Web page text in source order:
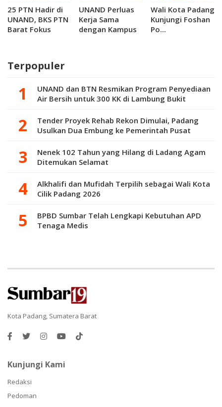
25 PTN Hadir di
UNAND, BKS PTN
Barat Fokus
UNAND Perluas
Kerja Sama
dengan Kampus
Wali Kota Padang
Kunjungi Foshan
Po...
Terpopuler
UNAND dan BTN Resmikan Program Penyediaan
Air Bersih untuk 300 KK di Lambung Bukit
Tender Proyek Rehab Rekon Dimulai, Padang
Usulkan Dua Embung ke Pemerintah Pusat
Nenek 102 Tahun yang Hilang di Ladang Agam
Ditemukan Selamat
Alkhalifi dan Mufidah Terpilih sebagai Wali Kota
Cilik Padang 2026
BPBD Sumbar Telah Lengkapi Kebutuhan APD
Tenaga Medis
Kota Padang, Sumatera Barat
Kunjungi Kami
Redaksi
Pedoman